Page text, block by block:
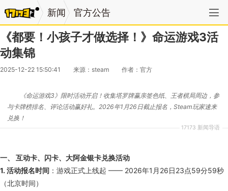
新闻 官方公告
《都要！小孩子才做选择！》命运游戏3活
动集锦
2025-12-22 15:50:41 来源：steam 作者：官方
17173 新闻导语
《命运游戏3》限时活动开启！收集塔罗牌赢亲签色纸、王者棋局周边，参
与卡牌榜排名、评论活动赢好礼。2026年1月26日截止报名，Steam玩家速来
兑换！
一、 互动卡、闪卡、大阿金银卡兑换活动
1. 活动报名时间 ：游戏正式上线起 —— 2026年1月26日23点59分59秒
（北京时间）